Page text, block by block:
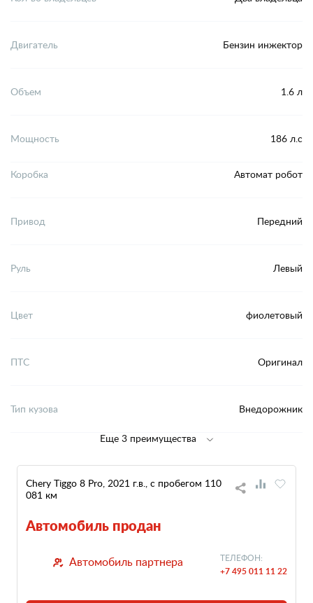
Двигатель Бензин инжектор
Объем 1.6 л
Мощность 186 л.с
Коробка Автомат робот
Привод Передний
Руль Левый
Цвет фиолетовый
ПТС Оригинал
Тип кузова Внедорожник
Еще 3 преимущества
Chery Tiggo 8 Pro, 2021 г.в., с пробегом 110
081 км
Автомобиль продан
Автомобиль партнера ТЕЛЕФОН:
+7 495 011 11 22